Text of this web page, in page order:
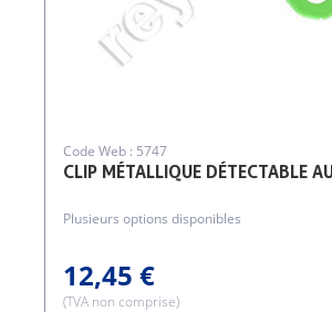
CLIP MÉTALLIQUE DÉTECTABLE
Code Web : 5747
Plusieurs options disponibles
12,45 €
(TVA non comprise)